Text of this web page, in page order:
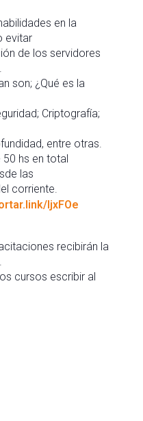
en la
evitar
de los servidores
son; ¿Qué es la
Criptografía;
entre otras.
50 hs en total
las
corriente.
IjxFOe
recibirán la
cursos escribir al